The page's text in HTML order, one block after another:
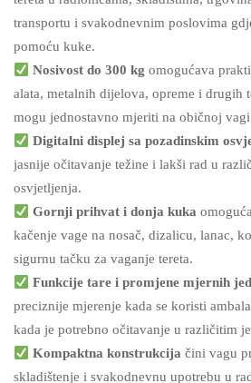
transportu i svakodnevnim poslovima
pomoću kuke.
Nosivost do 300 kg omogućava
alata, metalnih dijelova, opreme i drugih
mogu jednostavno mjeriti na običnoj
Digitalni displej sa pozadinskim
jasnije očitavanje težine i lakši rad u
osvjetljenja.
Gornji prihvat i donja kuka
kačenje vage na nosač, dizalicu, lanac,
sigurnu tačku za vaganje tereta.
Funkcije tare i promjene mjernih
preciznije mjerenje kada se koristi
kada je potrebno očitavanje u različitim
Kompaktna konstrukcija čini vagu
skladištenje i svakodnevnu upotrebu u